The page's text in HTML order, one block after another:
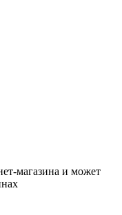
магазина и может